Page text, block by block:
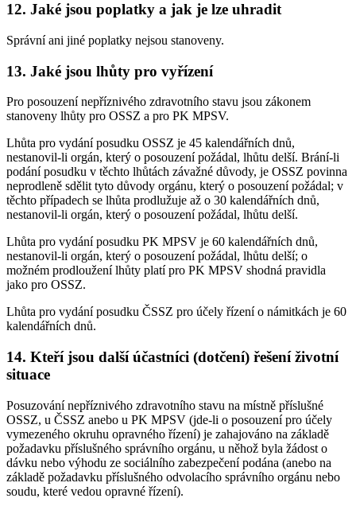
12. Jaké jsou poplatky a jak je lze uhradit
Správní ani jiné poplatky nejsou stanoveny.
13. Jaké jsou lhůty pro vyřízení
Pro posouzení nepříznivého zdravotního stavu jsou zákonem
stanoveny lhůty pro OSSZ a pro PK MPSV.
Lhůta pro vydání posudku OSSZ je 45 kalendářních dnů,
nestanovil-li orgán, který o posouzení požádal, lhůtu delší. Brání-li
podání posudku v těchto lhůtách závažné důvody, je OSSZ povinna
neprodleně sdělit tyto důvody orgánu, který o posouzení požádal; v
těchto případech se lhůta prodlužuje až o 30 kalendářních dnů,
nestanovil-li orgán, který o posouzení požádal, lhůtu delší.
Lhůta pro vydání posudku PK MPSV je 60 kalendářních dnů,
nestanovil-li orgán, který o posouzení požádal, lhůtu delší; o
možném prodloužení lhůty platí pro PK MPSV shodná pravidla
jako pro OSSZ.
Lhůta pro vydání posudku ČSSZ pro účely řízení o námitkách je 60
kalendářních dnů.
14. Kteří jsou další účastníci (dotčení) řešení životní
situace
Posuzování nepříznivého zdravotního stavu na místně příslušné
OSSZ, u ČSSZ anebo u PK MPSV (jde-li o posouzení pro účely
vymezeného okruhu opravného řízení) je zahajováno na základě
požadavku příslušného správního orgánu, u něhož byla žádost o
dávku nebo výhodu ze sociálního zabezpečení podána (anebo na
základě požadavku příslušného odvolacího správního orgánu nebo
soudu, které vedou opravné řízení).